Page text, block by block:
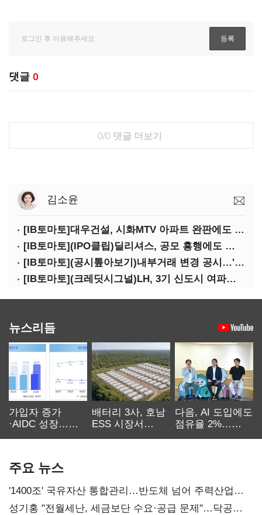
댓글 0
0/0 댓글 더보기
김소윤
[IB토마토]대우건설, 시화MTV 아파트 완판에도 손실…공사비 회수 난항
[IB토마토](IPO클립)딜리셔스, 공모 흥행에도 락업은 미미…441곳 중 확약 5곳
[IB토마토](공시톺아보기)내부거래 변경 공시…'20% 룰' 뭐길래
[IB토마토](크레딧시그널)LH, 3기 신도시 여파로…차입금 109조까지 확대
뉴스리듬
가입자 증가
·AIDC 성장…
배터리 3사, 호남
ESS 시장서
다음, AI 도입에도
점유율 2%…
주요 뉴스
'1400조' 국유자산 통합관리…반도체 넘어 주력산업
구조혁신
성기홍 "전월세난, 세금보단 수요·공급 문제"…닥공